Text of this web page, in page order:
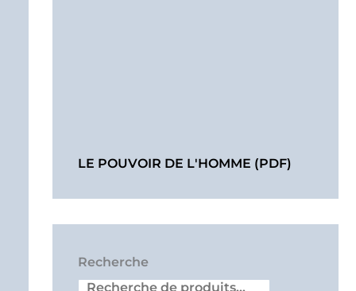
LE POUVOIR DE L'HOMME (PDF)
Recherche